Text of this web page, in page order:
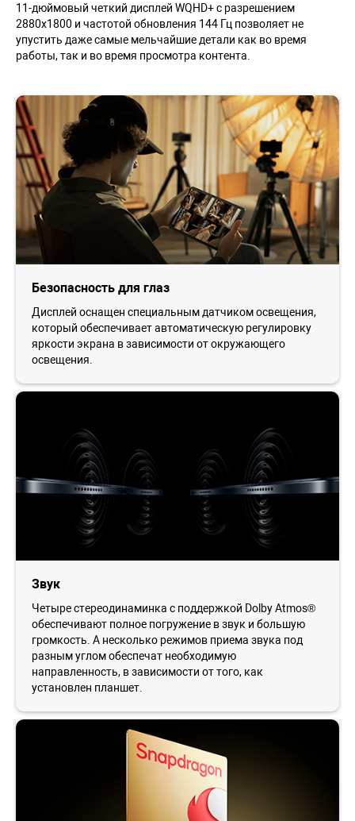
11-дюймовый четкий дисплей WQHD+ с разрешением
2880х1800 и частотой обновления 144 Гц позволяет не
упустить даже самые мельчайшие детали как во время
работы, так и во время просмотра контента.
Безопасность для глаз
Дисплей оснащен специальным датчиком освещения,
который обеспечивает автоматическую регулировку
яркости экрана в зависимости от окружающего
освещения.
Звук
Четыре стереодинаминка с поддержкой Dolby Atmos®
обеспечивают полное погружение в звук и большую
громкость. А несколько режимов приема звука под
разным углом обеспечат необходимую
направленность, в зависимости от того, как
установлен планшет.